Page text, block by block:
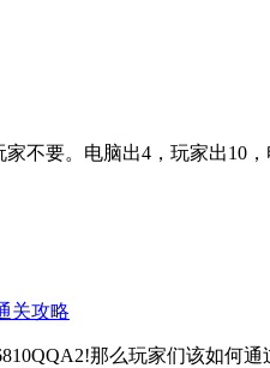
不要。电脑出4，玩家出10
关攻略
那么玩家们该如何通